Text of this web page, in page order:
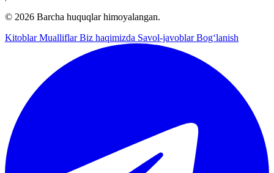
© 2026 Barcha huquqlar himoyalangan.
KitoblarMualliflarBiz haqimizda Savol-javoblarBog‘lanish